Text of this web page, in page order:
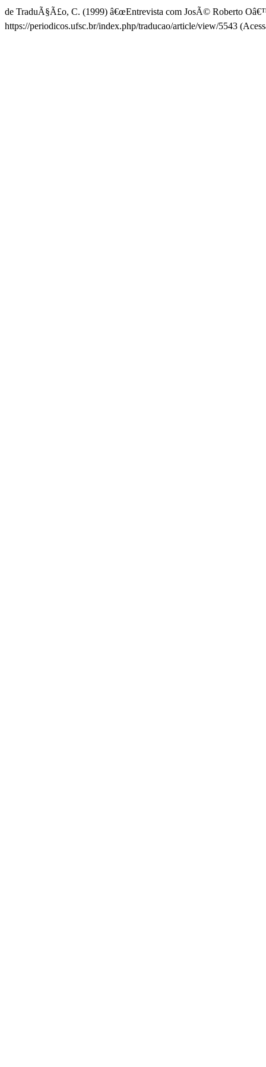
de TraduÃ§Ã£o, C. (1999) â€œEntrevista com JosÃ© Roberto
https://periodicos.ufsc.br/index.php/traducao/article/view/5543